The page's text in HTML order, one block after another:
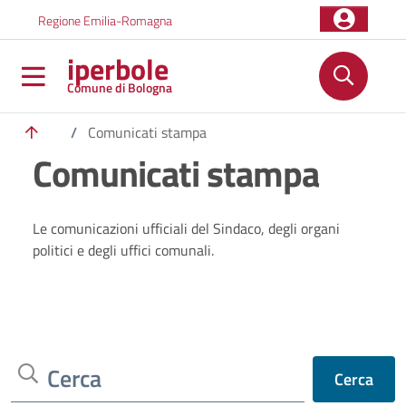
Regione Emilia-Romagna
iperbole
Comune di Bologna
/ Comunicati stampa
Comunicati stampa
Le comunicazioni ufficiali del Sindaco, degli organi
politici e degli uffici comunali.
Cerca Cerca